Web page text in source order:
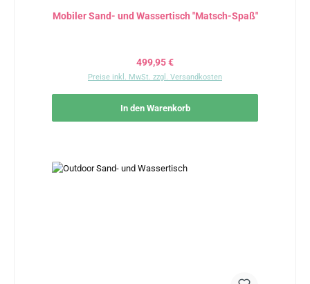
Mobiler Sand- und Wassertisch "Matsch-Spaß"
Regulärer Preis:
499,95 €
Preise inkl. MwSt. zzgl. Versandkosten
In den Warenkorb